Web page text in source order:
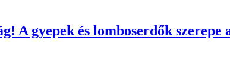
A gyepek és lomboserdők szerepe